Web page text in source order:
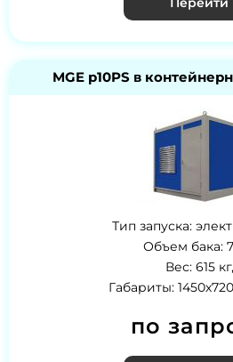
MGE p10PS в
Тип запуска:
Объем бака:
Вес: 615 кг,
Габариты:
по